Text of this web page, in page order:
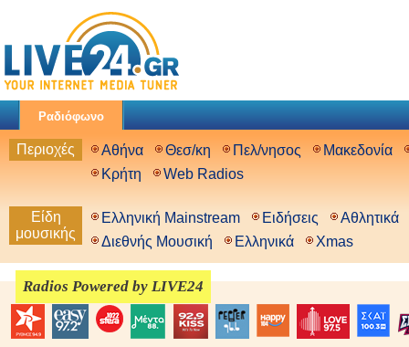
Ραδιόφωνο
Περιοχές Αθήνα Θεσ/κη Πελ/νησος
Μακεδονία
Κρήτη
Web Radios
Είδη
μουσικής
Ελληνική Mainstream Ειδήσεις
Αθλητικά
Διεθνής Μουσική
Ελληνικά Xmas
Radios Powered by LIVE24